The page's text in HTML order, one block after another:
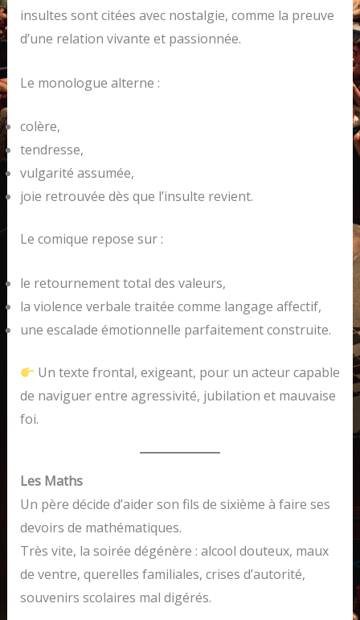
insultes sont citées avec nostalgie, comme la preuve
d’une relation vivante et passionnée.
Le monologue alterne :
colère,
tendresse,
vulgarité assumée,
joie retrouvée dès que l’insulte revient.
Le comique repose sur :
le retournement total des valeurs,
la violence verbale traitée comme langage affectif,
une escalade émotionnelle parfaitement construite.
Un texte frontal, exigeant, pour un acteur capable
de naviguer entre agressivité, jubilation et mauvaise
foi.
Les Maths
Un père décide d’aider son fils de sixième à faire ses
devoirs de mathématiques.
Très vite, la soirée dégénère : alcool douteux, maux
de ventre, querelles familiales, crises d’autorité,
souvenirs scolaires mal digérés.